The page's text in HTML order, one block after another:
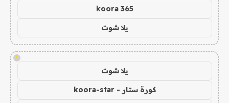
koora 365
يلا شوت
!
يلا شوت
كورة ستار - koora-star